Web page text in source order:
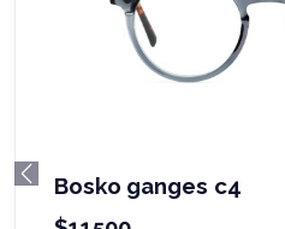
Bosko ganges c4
Previous